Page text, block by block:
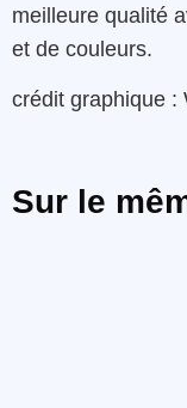
meilleure qualité
et de couleurs.
crédit graphique :
Sur le